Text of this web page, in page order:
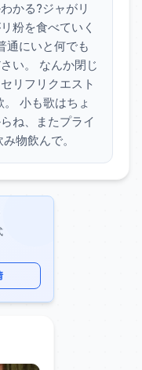
かる?ジャがリ
粉を食べていく
通にいと何でも
い。 なんか閉じ
リフリクエスト
小も歌はちょ
ね、またプライ
物飲んで。